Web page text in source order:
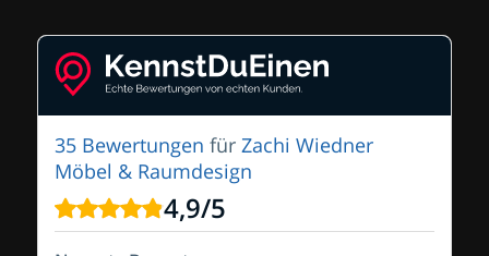
35 Bewertungen für Zachi Wiedner
Möbel & Raumdesign
4,9/5